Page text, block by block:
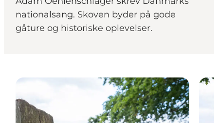
nationalsang. Skoven byder på gode
gåture og historiske oplevelser.